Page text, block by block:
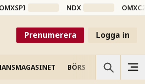
OMXSPI NDX
Prenumerera Logga in
BÖRS VETENSKAP